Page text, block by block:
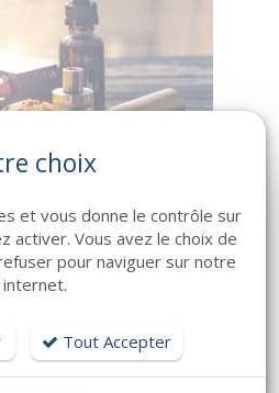
83
choix
et vous donne le contrôle sur
activer. Vous avez le choix de
pour naviguer sur notre
Tout Accepter